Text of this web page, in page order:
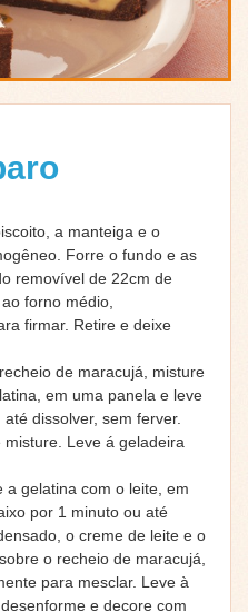
a manteiga e o
Forre o fundo e as
removível de 22cm de
forno médio,
firmar. Retire e deixe
de maracujá, misture
em uma panela e leve
dissolver, sem ferver.
Leve á geladeira
a gelatina com o leite, em
por 1 minuto ou até
o creme de leite e o
o recheio de maracujá,
para mesclar. Leve à
e decore com